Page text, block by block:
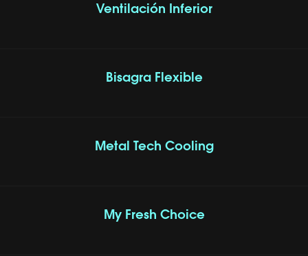
Ventilación Inferior
Bisagra Flexible
Metal Tech Cooling
My Fresh Choice